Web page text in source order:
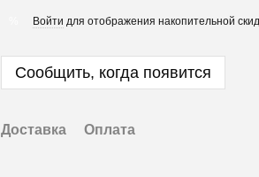
Войти для отображения накопительной
Сообщить, когда появится
Доставка Оплата